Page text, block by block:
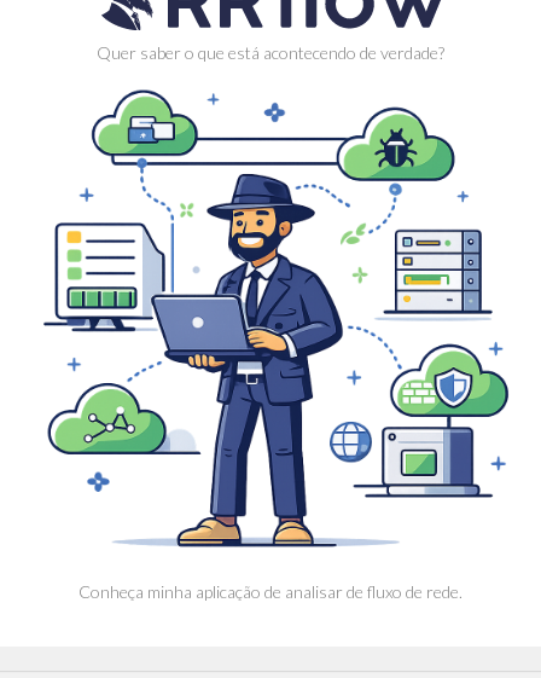
Quer saber o que está acontecendo de verdade?
Conheça minha aplicação de analisar de fluxo de rede.